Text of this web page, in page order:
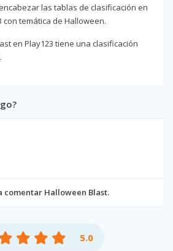
las tablas de clasificación en
con temática de Halloween.
en Play123 tiene una clasificación
comentar Halloween Blast.
5.0